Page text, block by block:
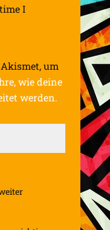
I
um
wie deine
werden.